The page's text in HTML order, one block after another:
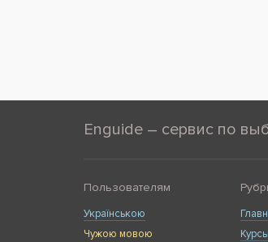
Enguide – сервис по
Пользователям
Українською
Чужою мовою
Курсы